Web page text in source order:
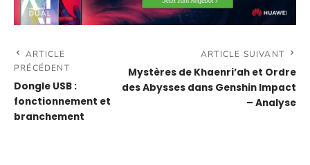
ARTICLE
PRÉCÉDENT
Dongle USB :
fonctionnement et
branchement
ARTICLE SUIVANT
Mystères de Khaenri’ah et Ordre
des Abysses dans Genshin Impact
– Analyse